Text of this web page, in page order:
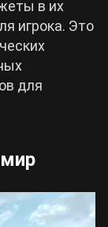
в их
игрока. Это
для